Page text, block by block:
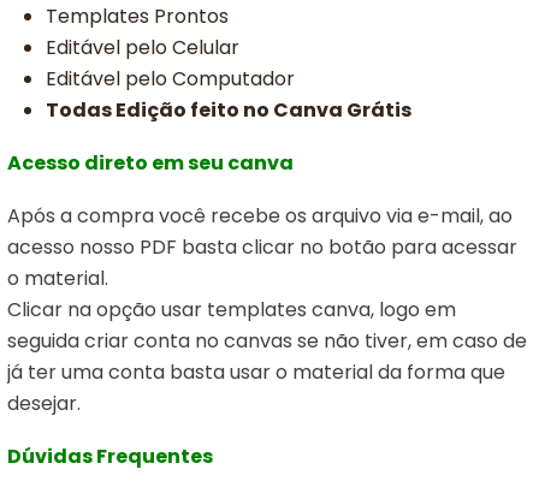
Templates Prontos
Editável pelo Celular
Editável pelo Computador
Todas Edição feito no Canva Grátis
Acesso direto em seu canva
Após a compra você recebe os arquivo via e-mail, ao
acesso nosso PDF basta clicar no botão para acessar
o material.
Clicar na opção usar templates canva, logo em
seguida criar conta no canvas se não tiver, em caso de
já ter uma conta basta usar o material da forma que
desejar.
Dúvidas Frequentes